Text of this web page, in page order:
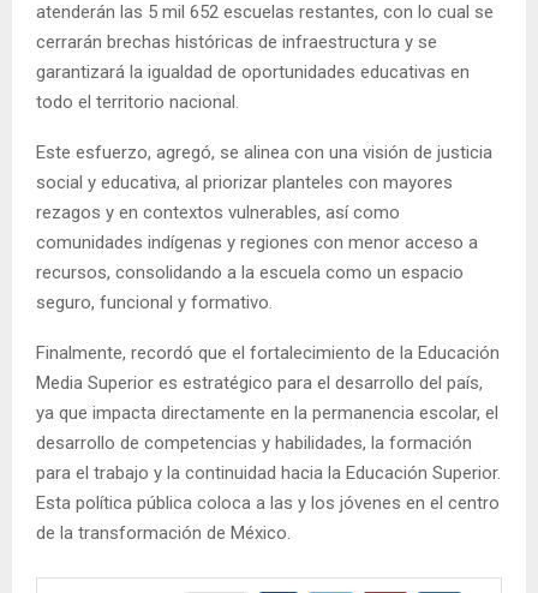
atenderán las 5 mil 652 escuelas restantes, con lo cual se
cerrarán brechas históricas de infraestructura y se
garantizará la igualdad de oportunidades educativas en
todo el territorio nacional.
Este esfuerzo, agregó, se alinea con una visión de justicia
social y educativa, al priorizar planteles con mayores
rezagos y en contextos vulnerables, así como
comunidades indígenas y regiones con menor acceso a
recursos, consolidando a la escuela como un espacio
seguro, funcional y formativo.
Finalmente, recordó que el fortalecimiento de la Educación
Media Superior es estratégico para el desarrollo del país,
ya que impacta directamente en la permanencia escolar, el
desarrollo de competencias y habilidades, la formación
para el trabajo y la continuidad hacia la Educación Superior.
Esta política pública coloca a las y los jóvenes en el centro
de la transformación de México.